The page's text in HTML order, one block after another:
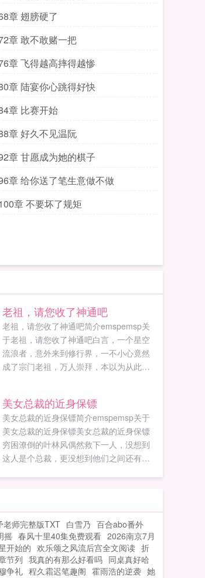
章 翅膀硬了
章 敢不敢赌一把
章 飞得越高摔得越惨
章 陆宴你心跳得好快
章 比赛开始
章 好久不见温阮
章 甘愿成为她的棋子
章 给你送了笔生意做不做
章 不要坏了规矩
老祖，请您收了神通吧
老祖，请您收了神通吧简介emspemsp关
于老祖，请您收了神通吧白言，一个星空
流浪者，意外来到修行界，一不小心竟然
成了宗门老祖，万人崇拜，本以为从此人
幸好老祖有法...
美女总裁的近身保镖
美女总裁的近身保镖简介emspemsp关于
美女总裁的近身保镖美女总裁的近身保镖
穷困潦倒的叶林风偶然救下一人，没想到
这人是个总裁，更没想到他们之间还有婚
老师完整版TXT 白雪乃 百合abo番外
摇 春风十里40集免费观看 2026南京7月
开始的 欢乐颂之风流后宫全文阅读 折
节列 我真的有那么好看吗 同桌真好哈
争礼 程久霜迟笔趣阁 霍雨浩的逆袭 她